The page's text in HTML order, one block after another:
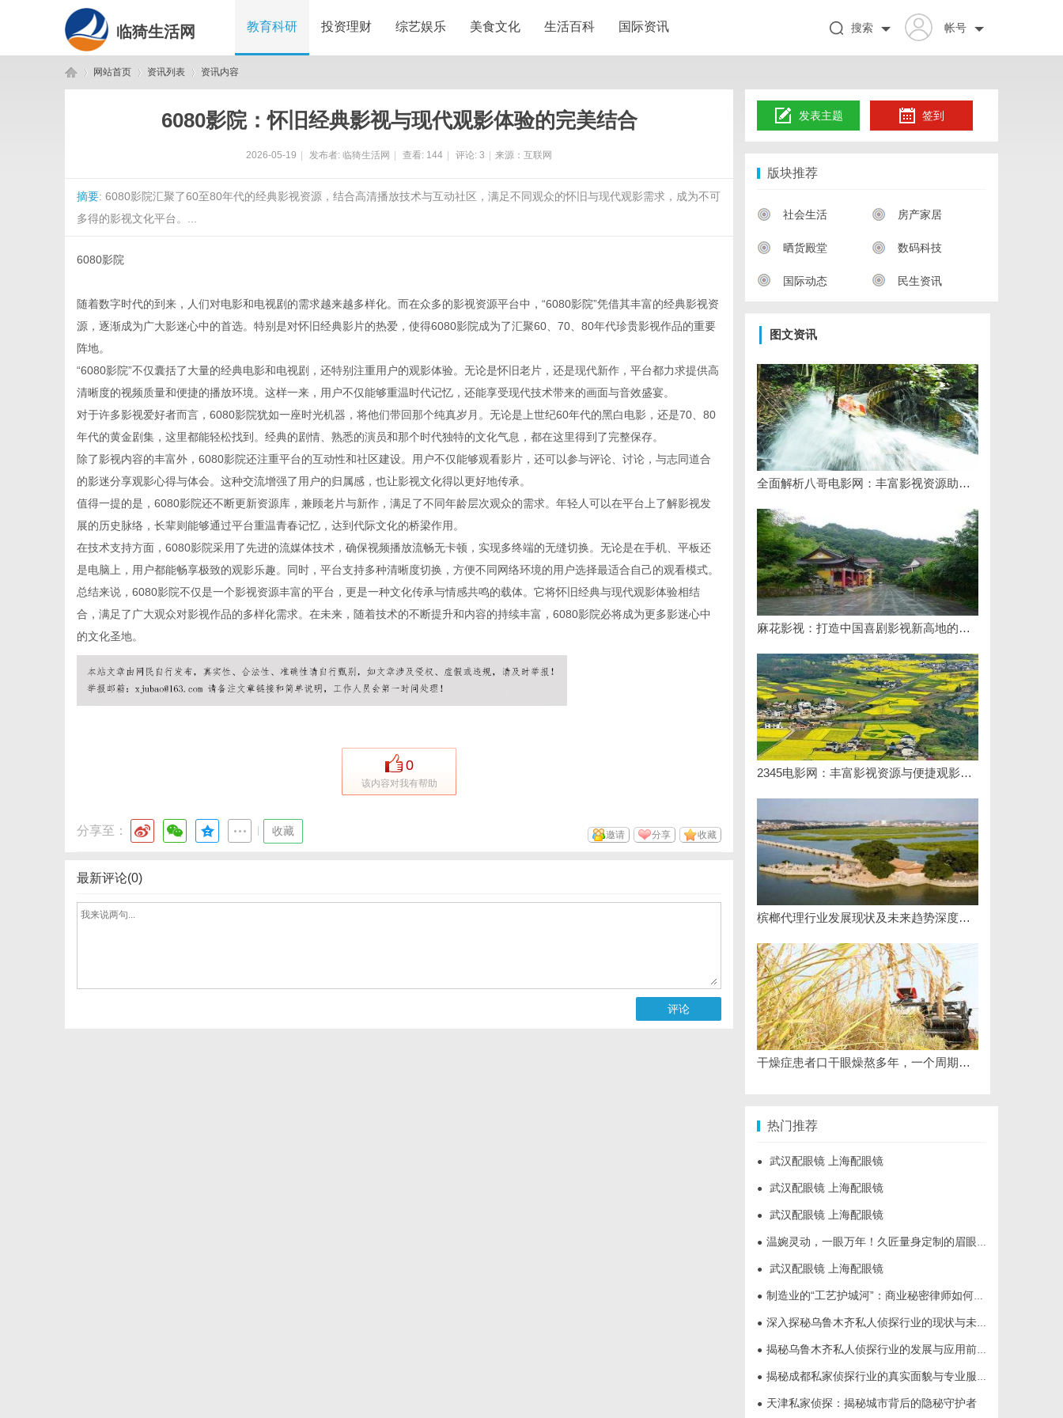
临猗生活网 教育科研 投资理财 综艺娱乐 美食文化 生活百科 国际资讯 帐号
搜索
网站首页 资讯列表 资讯内容
6080影院：怀旧经典影视与现代观影体验的完美结合
2026-05-19 发布者: 临猗生活网 查看: 144 评论: 3 来源：互联网
摘要: 6080影院汇聚了60至80年代的经典影视资源，结合高清播放技术与互动社区，满足不同观众的怀旧与现代观影需求，成为不可
多得的影视文化平台。...
6080影院
随着数字时代的到来，人们对电影和电视剧的需求越来越多样化。而在众多的影视资源平台中，“6080影院”凭借其丰富的经典影视资
源，逐渐成为广大影迷心中的首选。特别是对怀旧经典影片的热爱，使得6080影院成为了汇聚60、70、80年代珍贵影视作品的重要
阵地。
“6080影院”不仅囊括了大量的经典电影和电视剧，还特别注重用户的观影体验。无论是怀旧老片，还是现代新作，平台都力求提供高
清晰度的视频质量和便捷的播放环境。这样一来，用户不仅能够重温时代记忆，还能享受现代技术带来的画面与音效盛宴。
对于许多影视爱好者而言，6080影院犹如一座时光机器，将他们带回那个纯真岁月。无论是上世纪60年代的黑白电影，还是70、80
年代的黄金剧集，这里都能轻松找到。经典的剧情、熟悉的演员和那个时代独特的文化气息，都在这里得到了完整保存。
除了影视内容的丰富外，6080影院还注重平台的互动性和社区建设。用户不仅能够观看影片，还可以参与评论、讨论，与志同道合
的影迷分享观影心得与体会。这种交流增强了用户的归属感，也让影视文化得以更好地传承。
值得一提的是，6080影院还不断更新资源库，兼顾老片与新作，满足了不同年龄层次观众的需求。年轻人可以在平台上了解影视发
展的历史脉络，长辈则能够通过平台重温青春记忆，达到代际文化的桥梁作用。
在技术支持方面，6080影院采用了先进的流媒体技术，确保视频播放流畅无卡顿，实现多终端的无缝切换。无论是在手机、平板还
是电脑上，用户都能畅享极致的观影乐趣。同时，平台支持多种清晰度切换，方便不同网络环境的用户选择最适合自己的观看模式。
总结来说，6080影院不仅是一个影视资源丰富的平台，更是一种文化传承与情感共鸣的载体。它将怀旧经典与现代观影体验相结
合，满足了广大观众对影视作品的多样化需求。在未来，随着技术的不断提升和内容的持续丰富，6080影院必将成为更多影迷心中
的文化圣地。
0
该内容对我有帮助
分享至： 收藏 收藏
分享
邀请
最新评论(0)
评论
发表主题 签到
版块推荐
社会生活 房产家居
晒货殿堂 数码科技
国际动态 民生资讯
图文资讯
全面解析八哥电影网：丰富影视资源助力观影体验升级
麻花影视：打造中国喜剧影视新高地的创新典范
2345电影网：丰富影视资源与便捷观影体验的最佳选择
槟榔代理行业发展现状及未来趋势深度解析
干燥症患者口干眼燥熬多年，一个周期缓过来？老中医：一张辨证方对症，身体找回津液
热门推荐
● 武汉配眼镜 上海配眼镜
● 武汉配眼镜 上海配眼镜
● 武汉配眼镜 上海配眼镜
● 温婉灵动，一眼万年！久匠量身定制的眉眼唇，才是你整张脸的点睛之笔！淡颜系女生的气质加分项
● 武汉配眼镜 上海配眼镜
● 制造业的“工艺护城河”：商业秘密律师如何守住车间里的“Know-how”
● 深入探秘乌鲁木齐私人侦探行业的现状与未来发展趋势
● 揭秘乌鲁木齐私人侦探行业的发展与应用前景
● 揭秘成都私家侦探行业的真实面貌与专业服务
● 天津私家侦探：揭秘城市背后的隐秘守护者